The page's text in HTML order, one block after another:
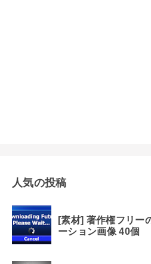
人気の投稿
[素材] 著作権フリー
ーション画像 40個